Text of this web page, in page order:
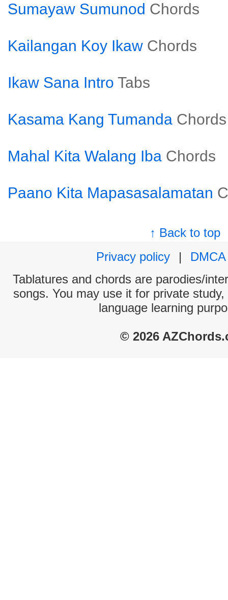
Sumayaw Sumunod Chords
Kailangan Koy Ikaw Chords
Ikaw Sana Intro Tabs
Kasama Kang Tumanda Chords
Mahal Kita Walang Iba Chords
Paano Kita Mapasasalamatan
↑ Back to top
Privacy policy
|
DMCA
Tablatures and chords are parodies/
songs. You may use it for private
language learning
© 2026